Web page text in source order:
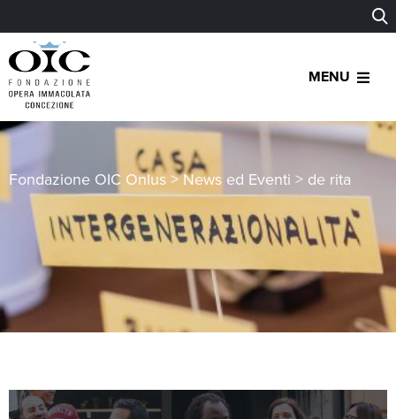
MENU
Fondazione OIC Onlus >News ed Eventi > de rita